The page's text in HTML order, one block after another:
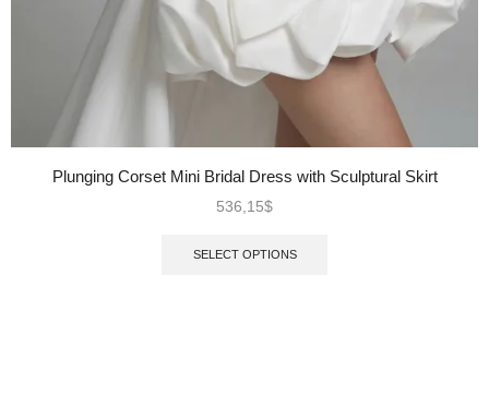
Plunging Corset Mini Bridal Dress with Sculptural Skirt
536,15$
SELECT OPTIONS